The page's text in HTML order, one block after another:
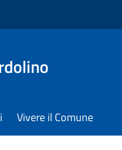
Vivere il Comune